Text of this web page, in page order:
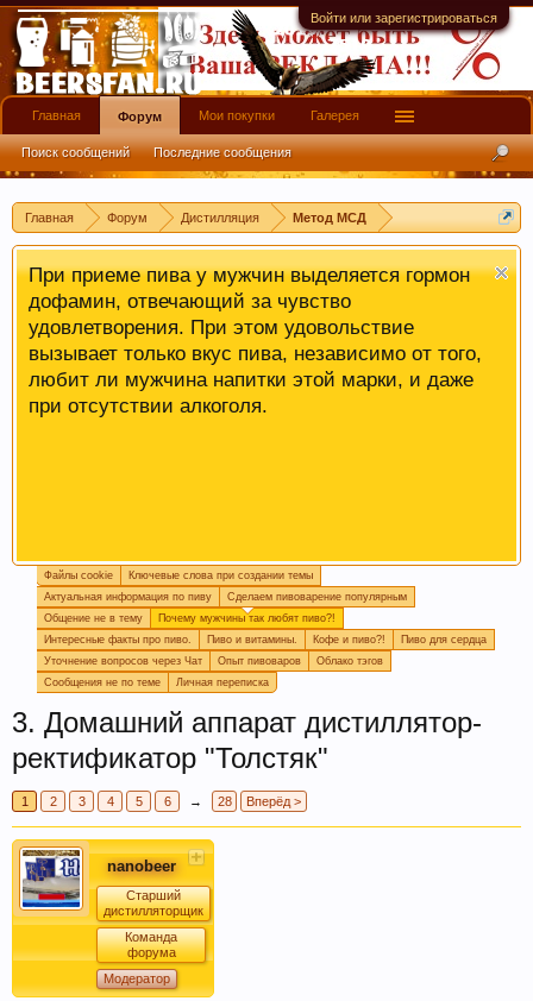
Войти или зарегистрироваться
Главная Форум Дистилляция Метод МСД
При приеме пива у мужчин выделяется гормон
дофамин, отвечающий за чувство
удовлетворения. При этом удовольствие
вызывает только вкус пива, независимо от того,
любит ли мужчина напитки этой марки, и даже
при отсутствии алкоголя.
Пиво богато антиоксидантами, которые
приходят из хмеля и солода, из которых оно
состоит. Эти антиоксиданты предотвратят рак.
Пиво содержит витамин В, который помогает
нам поддерживать здоровую кожу, нужный
мышечный тонус, борется с заболеваниями
сердечно-сосудистой и иммунной системы.
Файлы cookie
Ключевые слова при создании темы
Актуальная информация по пиву
Сделаем пивоварение популярным
Общение не в тему
Почему мужчины так любят пиво?!
Интересные факты про пиво.
Пиво и витамины. Кофе и пиво?!
Пиво для сердца
Уточнение вопросов через Чат
Опыт пивоваров
Облако тэгов
Сообщения не по теме
Личная переписка
3. Домашний аппарат дистиллятор-
ректификатор "Толстяк"
1 2 3 4 5 6 → 28 Вперёд >
nanobeer
Старший
дистилляторщик
Команда
форума
Модератор
Главная Форум
Поиск сообщений Последние сообщения
Мои покупки Галерея